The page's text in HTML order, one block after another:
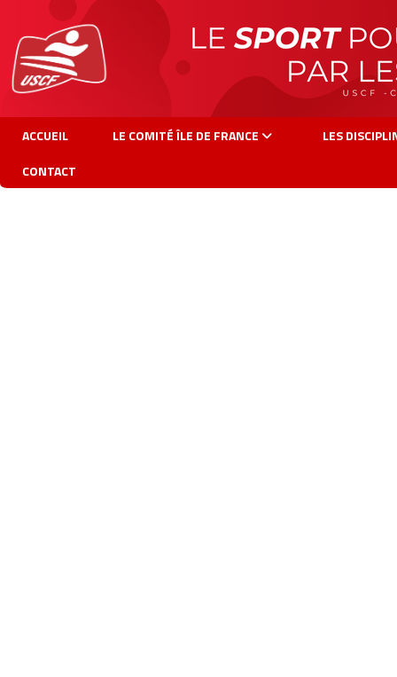
ACCUEIL LE COMITÉ ÎLE DE FRANCE
LES
CONTACT
Panneau de gestion des cookies